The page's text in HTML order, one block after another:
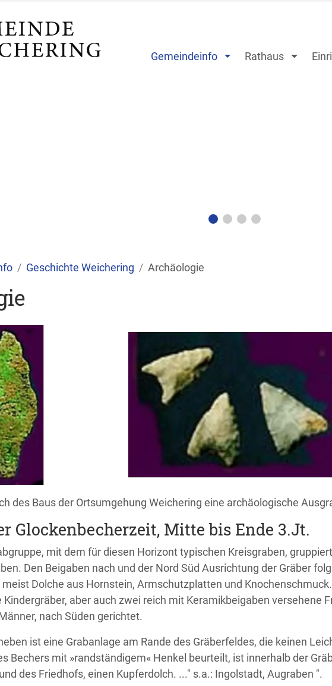
Gemeindeinfo Rathaus
Geschichte Weichering Archäologie
des Baus der Ortsumgehung Weichering eine archäologische
Glockenbecherzeit, Mitte bis Ende 3.Jt.
mit dem für diesen Horizont typischen Kreisgraben,
Den Beigaben nach und der Nord Süd Ausrichtung der Gräber
Dolche aus Hornstein, Armschutzplatten und
aber auch zwei reich mit Keramikbeigaben versehene
nach Süden gerichtet.
ist eine Grabanlage am Rande des Gräberfeldes, die keinen
Bechers mit »randständigem« Henkel beurteilt, ist innerhalb der
des Friedhofs, einen Kupferdolch. ..." s.a.: Ingolstadt, Augraben ".